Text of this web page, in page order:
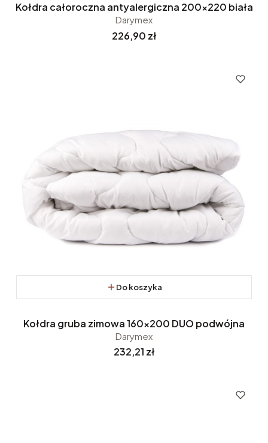
Kołdra całoroczna antyalergiczna 200x220 biała
Darymex
Cena
226,90 zł
Do koszyka
Kołdra gruba zimowa 160x200 DUO podwójna
Darymex
Cena
232,21 zł